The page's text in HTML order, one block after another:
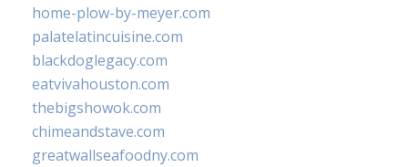
home-plow-by-meyer.com
palatelatincuisine.com
blackdoglegacy.com
eatvivahouston.com
thebigshowok.com
chimeandstave.com
greatwallseafoodny.com